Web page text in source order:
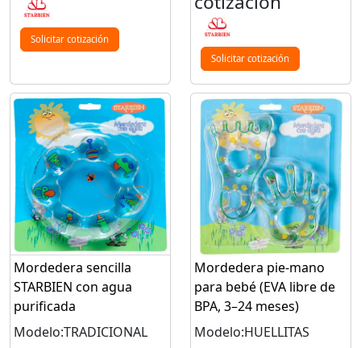
Solicitar cotización
Solicitar cotización
Mordedera sencilla
STARBIEN con agua
purificada
Modelo:TRADICIONAL
Mordedera pie-mano
para bebé (EVA libre de
BPA, 3–24 meses)
Modelo:HUELLITAS